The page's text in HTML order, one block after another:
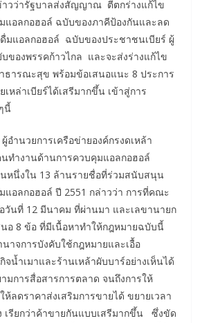
วว่ารัฐบาลส่งสัญญาณ ตีตกร่างแก้ไข
แอลกอฮอล์ ฉบับของภาคีป้องกันและลด
ดื่มแอลกอฮอล์ ฉบับของประชาชนเบียร์ ผู้
ของพรรคก้าวไกล และจะส่งร่างแก้ไข
ธารณะสุข พร้อมข้อเสนอแนะ 8 ประการ
เหล่าเบียร์ได้เสรีมากขึ้น เข้าสู่การ
นี้
ำนวยการเครือข่ายองค์กรงดเหล้า
ทำงานด้านการควบคุมแอลกอฮอล์
หนึ่งใน 13 ล้านรายชื่อที่ร่วมสนับสนุน
แอลกอฮอล์ ปี 2551 กล่าวว่า การที่คณะ
วันที่ 12 มีนาคม ที่ผ่านมา และเลขานายก
อ 8 ข้อ ที่มีเนื้อหาทำให้กฎหมายฉบับนี้
าจการบังคับใช้กฎหมายและเอื้อ
น้ำเมาและร้านเหล้าผับบาร์อย่างเห็นได้
การสื่อสารการตลาด จนถึงการให้
ลดราคาส่งเสริมการขายได้ ขยายเวลา
เรียกว่าค้าขายกันแบบเสรีมากขึ้น ซึ่งขัด